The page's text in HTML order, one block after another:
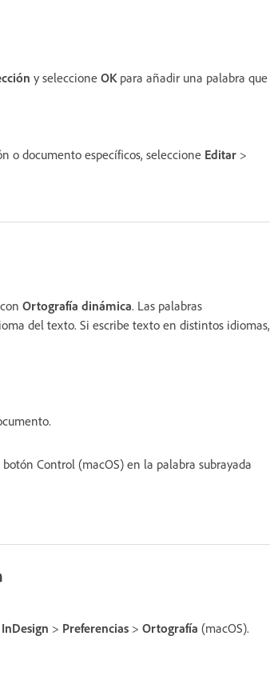
y seleccione OKpara añadir una palabra que
o documento específicos, seleccione Editar >
Ortografía dinámica. Las palabras
del texto. Si escribe texto en distintos idiomas,
Control (macOS) en la palabra subrayada
InDesign > Preferencias > Ortografía (macOS).